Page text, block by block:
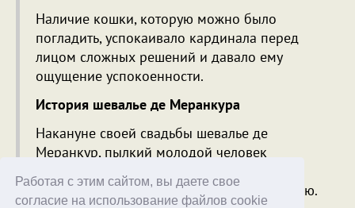
Работая с этим сайтом, вы даете свое
согласие на использование файлов cookie
Наличие кошки, которую можно было
погладить, успокаивало кардинала перед
лицом сложных решений и давало ему
ощущение успокоенности.
История шевалье де Меранкура
Накануне своей свадьбы шевалье де
Меранкур, пылкий молодой человек
двадцати лет, участвовал в дуэли, которая
была строго запрещена и каралась смертью.